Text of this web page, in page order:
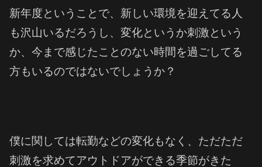
新年度ということで、新しい環境を迎えてる人
も沢山いるだろうし、変化というか刺激という
か、今まで感じたことのない時間を過ごしてる
方もいるのではないでしょうか？
僕に関しては転勤などの変化もなく、ただただ
刺激を求めてアウトドアができる季節がきた